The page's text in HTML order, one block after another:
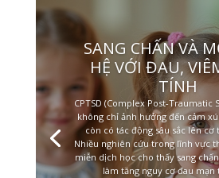
SANG CHẤN VÀ
HỆ VỚI ĐAU,
TÍNH
CPTSD (Complex Post-Traumatic
không chỉ ảnh hưởng đến cảm
còn có tác động sâu sắc lên cơ
Nhiều nghiên cứu trong lĩnh vực
miễn dịch học cho thấy sang
làm tăng nguy cơ đau mạn